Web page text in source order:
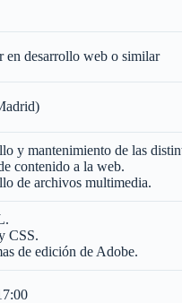
en desarrollo web o similar
y mantenimiento de las
contenido a la web.
de archivos multimedia.
CSS.
de edición de Adobe.